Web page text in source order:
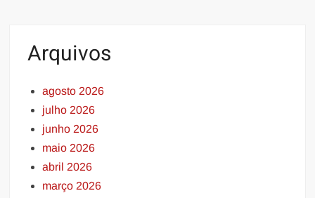
Arquivos
agosto 2026
julho 2026
junho 2026
maio 2026
abril 2026
março 2026